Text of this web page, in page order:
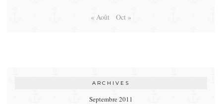
« Août Oct »
ARCHIVES
Septembre 2011